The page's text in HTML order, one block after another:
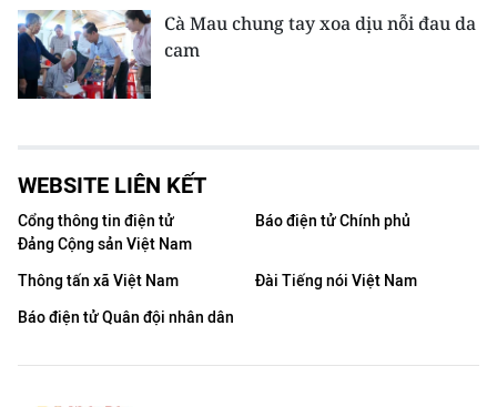
Cà Mau chung tay xoa dịu nỗi đau da
cam
WEBSITE LIÊN KẾT
Cổng thông tin điện tử
Đảng Cộng sản Việt Nam
Báo điện tử Chính phủ
Thông tấn xã Việt Nam
Đài Tiếng nói Việt Nam
Báo điện tử Quân đội nhân dân